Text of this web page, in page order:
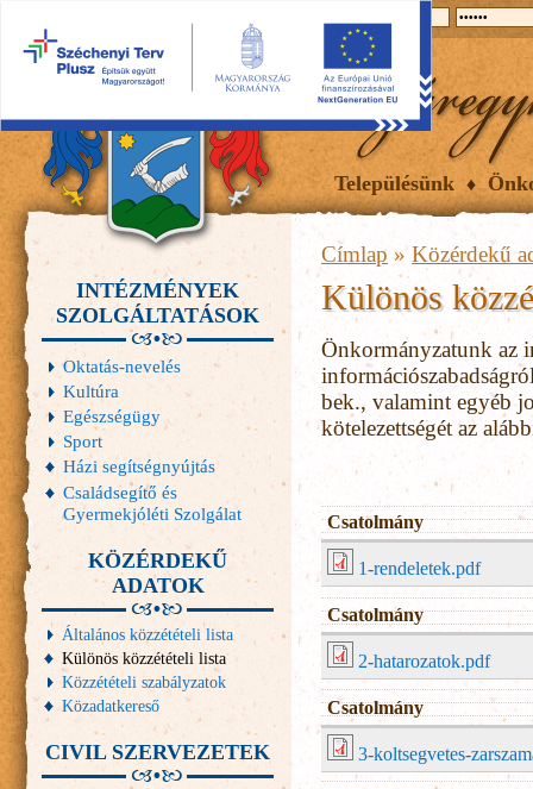
Településünk
Címlap » Közérdekű
Különös
Önkormányzatunk az
bek., valamint egyéb
kötelezettségét az
Csatolmány
1-rendeletek.pdf
Csatolmány
2-hatarozatok.pdf
Csatolmány
3-koltsegvetes-
INTÉZMÉNYEK
SZOLGÁLTATÁSOK
Oktatás-nevelés
Kultúra
Egészségügy
Sport
Házi segítségnyújtás
Családsegítő és
Gyermekjóléti Szolgálat
KÖZÉRDEKŰ
ADATOK
Általános közzétételi lista
Különös közzétételi lista
Közzétételi szabályzatok
Közadatkereső
CIVIL SZERVEZETEK